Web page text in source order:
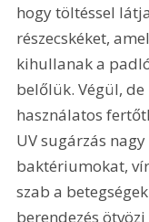
hogy töltéssel
részecskéket,
kihullanak a
belőlük. Végül,
használatos
UV sugárzás
baktériumokat,
szab a
berendezés